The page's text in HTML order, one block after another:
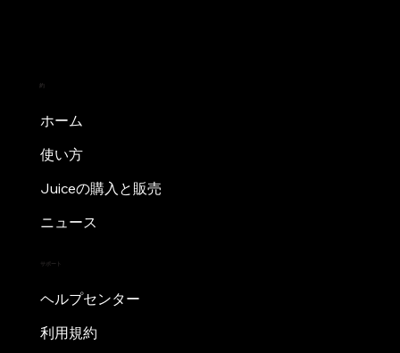
サポート
ヘルプセンター
利用規約
約
ホーム
使い方
Juiceの購入と販売
ニュース